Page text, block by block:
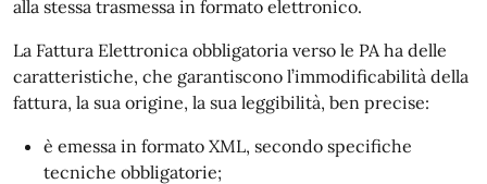
alla stessa trasmessa in formato elettronico.
La Fattura Elettronica obbligatoria verso le PA ha delle
caratteristiche, che garantiscono l’immodificabilità della
fattura, la sua origine, la sua leggibilità, ben precise:
è emessa in formato XML, secondo specifiche
tecniche obbligatorie;